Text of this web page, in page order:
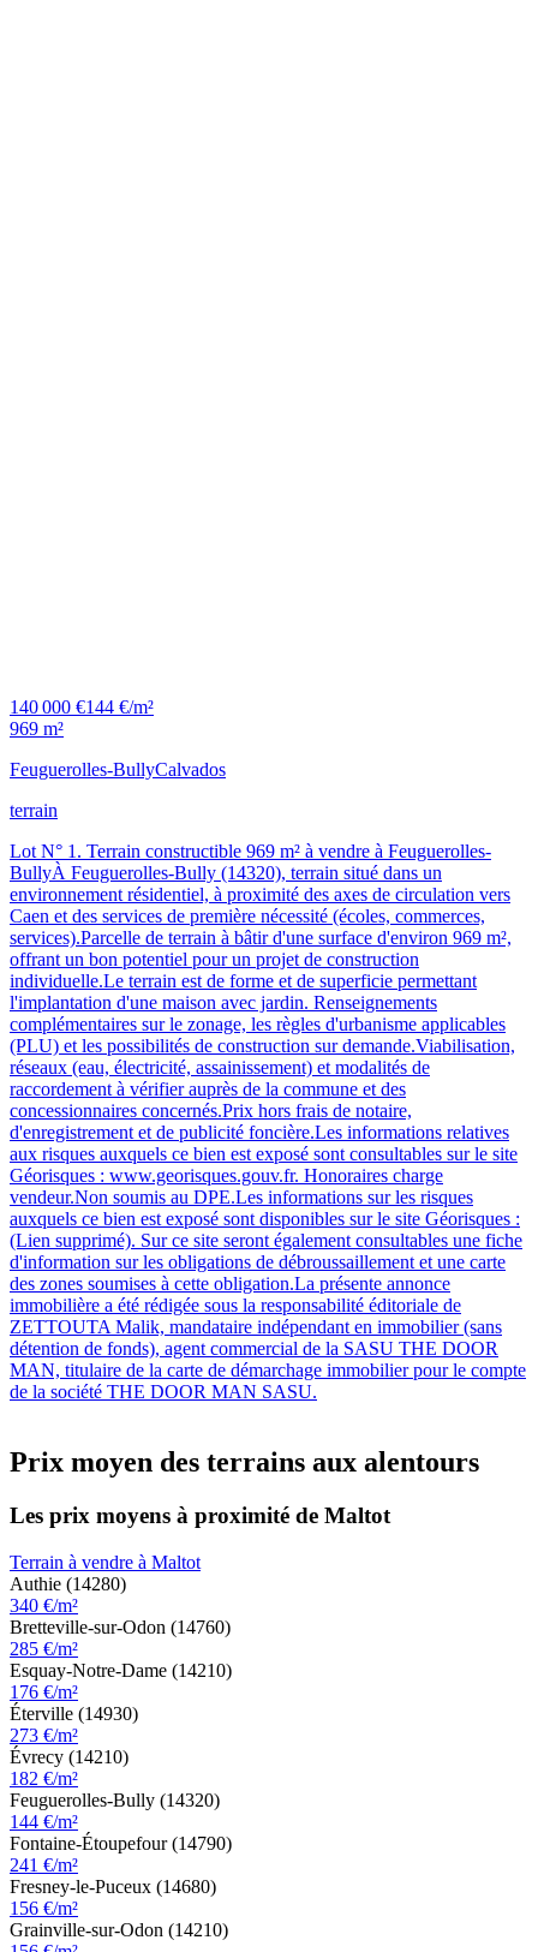
140 000 €144 €/m²
969 m²
Feuguerolles-BullyCalvados
terrain
Lot N° 1. Terrain constructible 969 m² à vendre à Feuguerolles-
BullyÀ Feuguerolles-Bully (14320), terrain situé dans un
environnement résidentiel, à proximité des axes de circulation vers
Caen et des services de première nécessité (écoles, commerces,
services).Parcelle de terrain à bâtir d'une surface d'environ 969 m²,
offrant un bon potentiel pour un projet de construction
individuelle.Le terrain est de forme et de superficie permettant
l'implantation d'une maison avec jardin. Renseignements
complémentaires sur le zonage, les règles d'urbanisme applicables
(PLU) et les possibilités de construction sur demande.Viabilisation,
réseaux (eau, électricité, assainissement) et modalités de
raccordement à vérifier auprès de la commune et des
concessionnaires concernés.Prix hors frais de notaire,
d'enregistrement et de publicité foncière.Les informations relatives
aux risques auxquels ce bien est exposé sont consultables sur le site
Géorisques : www.georisques.gouv.fr. Honoraires charge
vendeur.Non soumis au DPE.Les informations sur les risques
auxquels ce bien est exposé sont disponibles sur le site Géorisques :
(Lien supprimé). Sur ce site seront également consultables une fiche
d'information sur les obligations de débroussaillement et une carte
des zones soumises à cette obligation.La présente annonce
immobilière a été rédigée sous la responsabilité éditoriale de
ZETTOUTA Malik, mandataire indépendant en immobilier (sans
détention de fonds), agent commercial de la SASU THE DOOR
MAN, titulaire de la carte de démarchage immobilier pour le compte
de la société THE DOOR MAN SASU.
Prix moyen des terrains aux alentours
Les prix moyens à proximité de Maltot
Terrain à vendre à Maltot
Authie (14280)
340 €/m²
Bretteville-sur-Odon (14760)
285 €/m²
Esquay-Notre-Dame (14210)
176 €/m²
Éterville (14930)
273 €/m²
Évrecy (14210)
182 €/m²
Feuguerolles-Bully (14320)
144 €/m²
Fontaine-Étoupefour (14790)
241 €/m²
Fresney-le-Puceux (14680)
156 €/m²
Grainville-sur-Odon (14210)